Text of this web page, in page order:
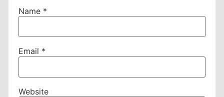
Name *
Email *
Website